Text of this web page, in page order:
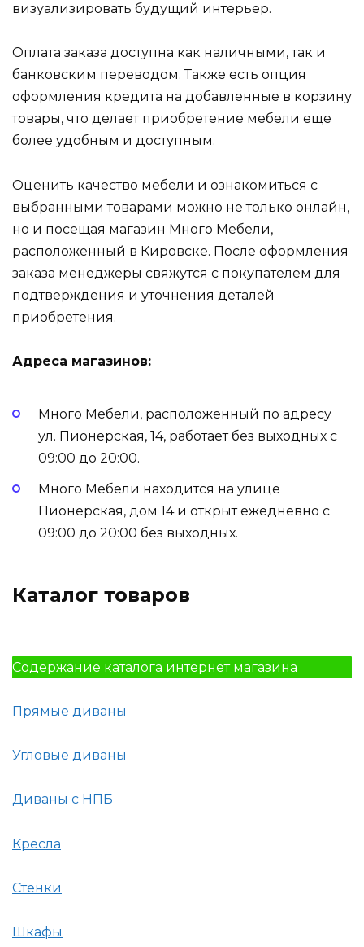
визуализировать будущий интерьер.
Оплата заказа доступна как наличными, так и
банковским переводом. Также есть опция
оформления кредита на добавленные в корзину
товары, что делает приобретение мебели еще
более удобным и доступным.
Оценить качество мебели и ознакомиться с
выбранными товарами можно не только онлайн,
но и посещая магазин Много Мебели,
расположенный в Кировске. После оформления
заказа менеджеры свяжутся с покупателем для
подтверждения и уточнения деталей
приобретения.
Адреса магазинов:
Много Мебели, расположенный по адресу
ул. Пионерская, 14, работает без выходных с
09:00 до 20:00.
Много Мебели находится на улице
Пионерская, дом 14 и открыт ежедневно с
09:00 до 20:00 без выходных.
Каталог товаров
Содержание каталога интернет магазина
Прямые диваны
Угловые диваны
Диваны с НПБ
Кресла
Стенки
Шкафы